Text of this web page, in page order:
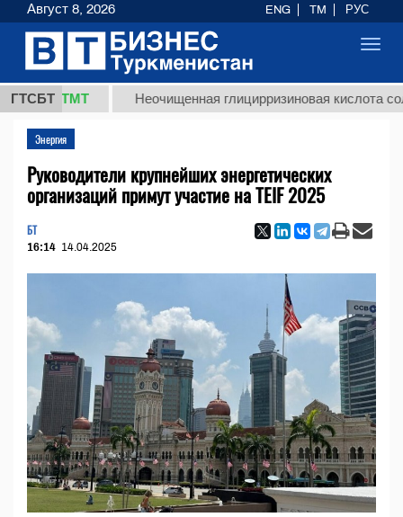
ГТСБТ
ТМТ Неочищенная глицирризиновая кислота
Энергия
Руководители крупнейших энергетических
организаций примут участие на TEIF 2025
БТ
16:14 14.04.2025
Август 8, 2026 ENG TM РУС